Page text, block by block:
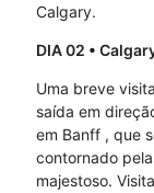
Calgary.
DIA 02 •
Uma breve
saída em
em Banff , que
contornado
majestoso.